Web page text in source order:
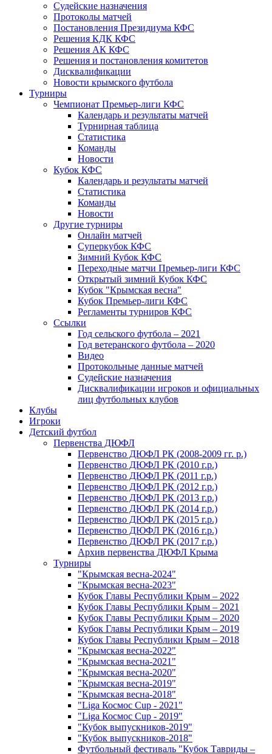
Судейские назначения
Протоколы матчей
Постановления Президиума КФС
Решения КДК КФС
Решения АК КФС
Решения и постановления комитетов
Дисквалификации
Новости крымского футбола
Турниры
Чемпионат Премьер-лиги КФС
Календарь и результаты матчей
Турнирная таблица
Статистика
Команды
Новости
Кубок КФС
Календарь и результаты матчей
Статистика
Команды
Новости
Другие турниры
Онлайн матчей
Суперкубок КФС
Зимний Кубок КФС
Переходные матчи Премьер-лиги КФС
Открытый зимний Кубок КФС
Кубок "Крымская весна"
Кубок Премьер-лиги КФС
Регламенты турниров КФС
Ссылки
Год сельского футбола – 2021
Год ветеранского футбола – 2020
Видео
Протокольные данные матчей
Судейские назначения
Дисквалификации игроков и официальных
лиц футбольных клубов
Клубы
Игроки
Детский футбол
Первенства ДЮФЛ
Первенство ДЮФЛ РК (2008-2009 гг. р.)
Первенство ДЮФЛ РК (2010 г.р.)
Первенство ДЮФЛ РК (2011 г.р.)
Первенство ДЮФЛ РК (2012 г.р.)
Первенство ДЮФЛ РК (2013 г.р.)
Первенство ДЮФЛ РК (2014 г.р.)
Первенство ДЮФЛ РК (2015 г.р.)
Первенство ДЮФЛ РК (2016 г.р.)
Первенство ДЮФЛ РК (2017 г.р.)
Архив первенства ДЮФЛ Крыма
Турниры
"Крымская весна-2024"
"Крымская весна-2023"
Кубок Главы Республики Крым – 2022
Кубок Главы Республики Крым – 2021
Кубок Главы Республики Крым – 2020
Кубок Главы Республики Крым – 2019
Кубок Главы Республики Крым – 2018
"Крымская весна-2022"
"Крымская весна-2021"
"Крымская весна-2020"
"Крымская весна-2019"
"Крымская весна-2018"
"Liga Космос Cup - 2021"
"Liga Космос Cup - 2019"
"Кубок выпускников-2019"
"Кубок выпускников-2018"
Футбольный фестиваль "Кубок Тавриды –